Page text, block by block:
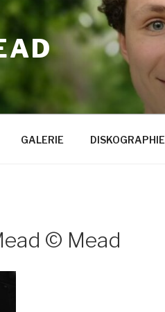
GALERIE DISKOGRAPHIE
© Mead